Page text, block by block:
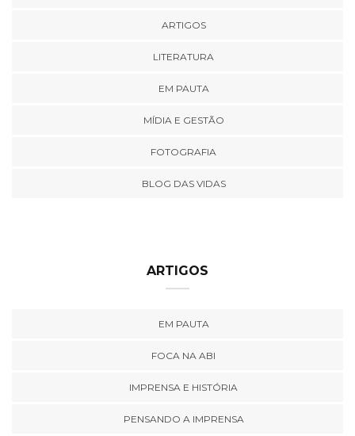
ARTIGOS
LITERATURA
EM PAUTA
MÍDIA E GESTÃO
FOTOGRAFIA
BLOG DAS VIDAS
ARTIGOS
EM PAUTA
FOCA NA ABI
IMPRENSA E HISTÓRIA
PENSANDO A IMPRENSA